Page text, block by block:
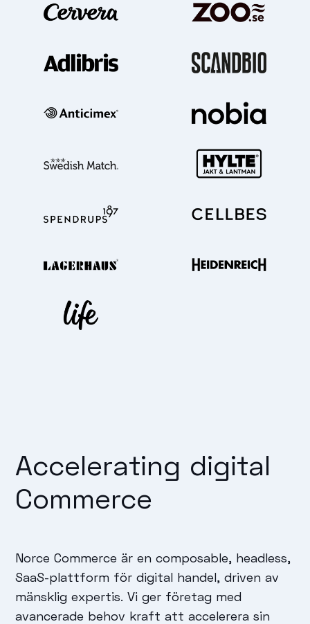
Accelerating digital
Commerce
Norce Commerce är en composable, headless,
SaaS-plattform för digital handel, driven av
mänsklig expertis. Vi ger företag med
avancerade behov kraft att accelerera sin